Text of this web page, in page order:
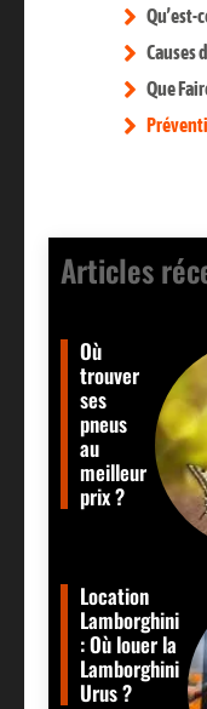
Qu’est-
Causes
Que
Articles
Où
trouver
ses
pneus
au
meilleur
prix ?
Location
Lamborghini
: Où louer la
Lamborghini
Urus ?